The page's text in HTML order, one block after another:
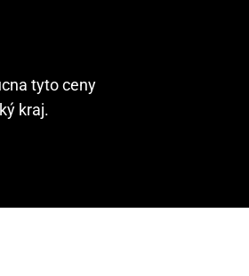
tyto ceny
kraj.